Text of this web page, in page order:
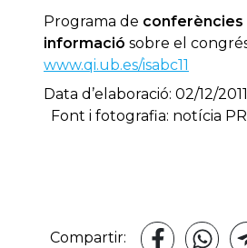
Programa de conferències
informació sobre el
www.qi.ub.es/isabc11
Data d’elaboració: 02/12/2011
Font i fotografia: notícia
Compartir: